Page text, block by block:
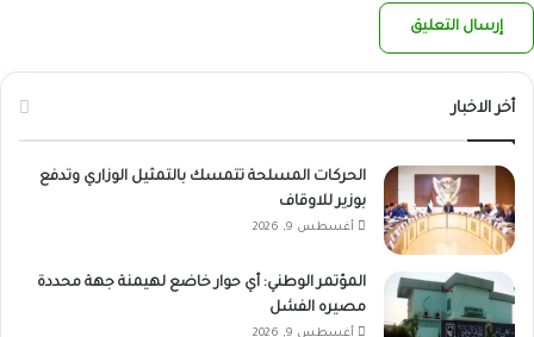
أخر الاخبار
الحركات المسلحة تتمسك بالتمثيل الوزاري وتدفع
بوزير للاوقاف
أغسطس 9, 2026
المؤتمر الوطني: أي حوار خاضع لهيمنة جهة محددة
مصيره الفشل
أغسطس 9, 2026